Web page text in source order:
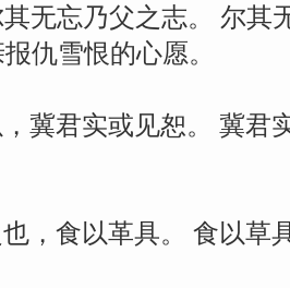
无忘乃父之志。 尔其
仇雪恨的心愿。
冀君实或见恕。 冀君
，食以革具。 食以草